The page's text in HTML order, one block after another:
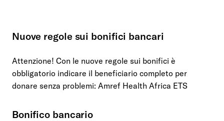
Nuove regole sui bonifici bancari
Attenzione! Con le nuove regole sui bonifici è
obbligatorio indicare il beneficiario completo per
donare senza problemi: Amref Health Africa ETS
Bonifico bancario